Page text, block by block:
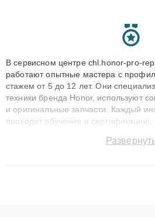
В сервисном центре chl.honor-pro-
работают опытные мастера с
стажем от 5 до 12 лет. Они
техники бренда Honor, используют
и оригинальные запчасти. Каждый
проходит обучение и сертификацию,
сохранением гарантии до 3 лет.